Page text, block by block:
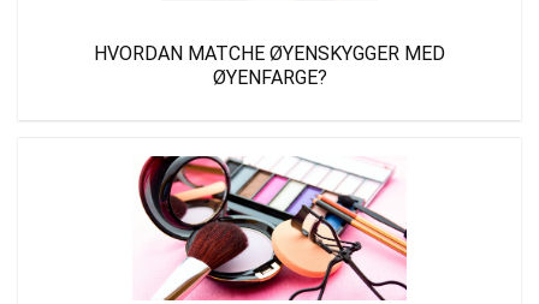
HVORDAN MATCHE ØYENSKYGGER MED
ØYENFARGE?